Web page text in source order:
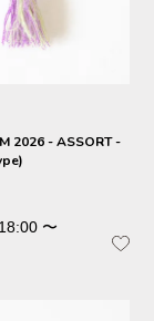
2026 - ASSORT -
〜